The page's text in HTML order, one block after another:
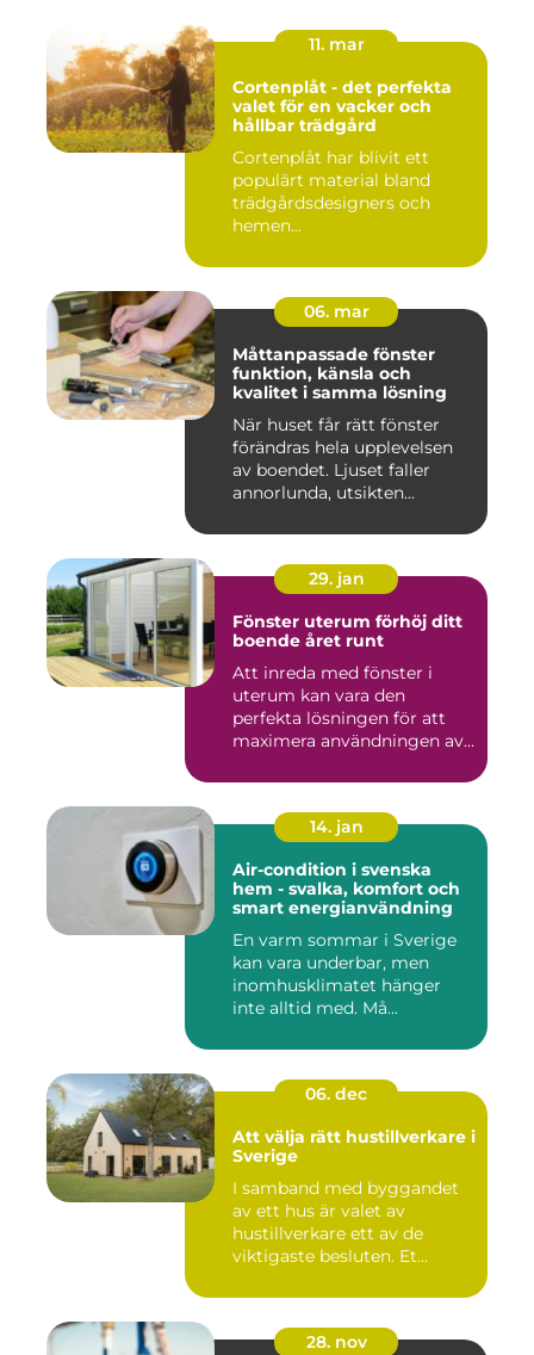
11. mar
Cortenplåt - det perfekta
valet för en vacker och
hållbar trädgård
Cortenplåt har blivit ett
populärt material bland
trädgårdsdesigners och
hemen...
06. mar
Måttanpassade fönster
funktion, känsla och
kvalitet i samma lösning
När huset får rätt fönster
förändras hela upplevelsen
av boendet. Ljuset faller
annorlunda, utsikten...
29. jan
Fönster uterum förhöj ditt
boende året runt
Att inreda med fönster i
uterum kan vara den
perfekta lösningen för att
maximera användningen av
14. jan
Air-condition i svenska
hem - svalka, komfort och
smart energianvändning
En varm sommar i Sverige
kan vara underbar, men
inomhusklimatet hänger
inte alltid med. Må...
06. dec
Att välja rätt hustillverkare i
Sverige
I samband med byggandet
av ett hus är valet av
hustillverkare ett av de
viktigaste besluten. Et...
28. nov